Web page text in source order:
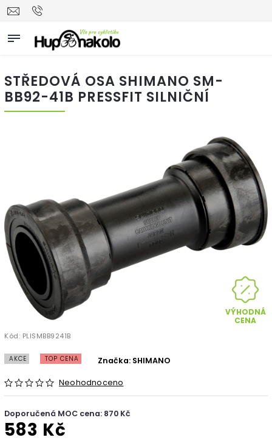
STŘEDOVÁ OSA SHIMANO SM-
BB92-41B PRESSFIT SILNIČNÍ
VÝHODNÁ
CENA
Kód: PLISMBB9241B
AKCE TOP CENA
Neohodnoceno
Značka: SHIMANO
Doporučená MOC cena: 870 Kč
583 Kč